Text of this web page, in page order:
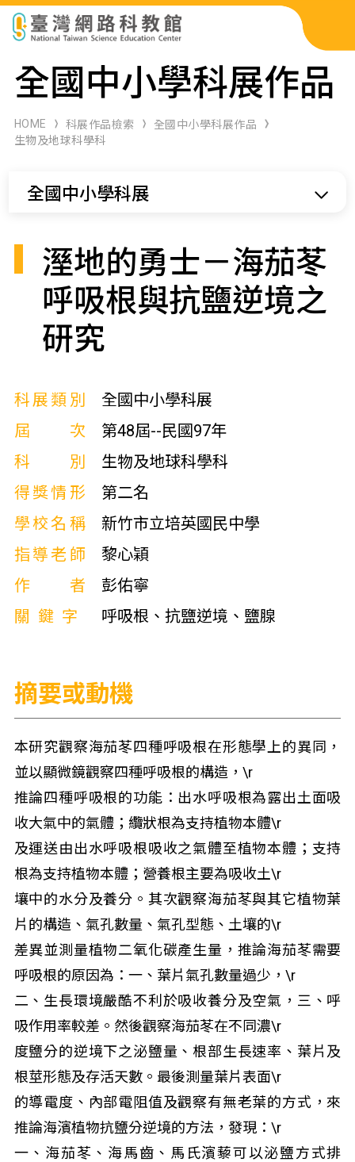
科展作品檢索
科學研習月刊
全國中小學科展作品
HOME 科展作品檢索
全國中小學科展作品
生物及地球科學科
全國中小學科展
溼地的勇士－海茄苳
呼吸根與抗鹽逆境之
研究
科展類別
全國中小學科展
屆次
第48屆--民國97年
科別
生物及地球科學科
得獎情形
第二名
學校名稱
新竹市立培英國民中學
指導老師
黎心穎
作者
彭佑寧
關鍵字
呼吸根、抗鹽逆境、鹽腺
摘要或動機
本研究觀察海茄苳四種呼吸根在形態學上的異同，
並以顯微鏡觀察四種呼吸根的構造，\r
推論四種呼吸根的功能：出水呼吸根為露出土面吸
收大氣中的氣體；纜狀根為支持植物本體\r
及運送由出水呼吸根吸收之氣體至植物本體；支持
根為支持植物本體；營養根主要為吸收土\r
壤中的水分及養分。其次觀察海茄苳與其它植物葉
片的構造、氣孔數量、氣孔型態、土壤的\r
差異並測量植物二氧化碳產生量，推論海茄苳需要
呼吸根的原因為：一、葉片氣孔數量過少，\r
二、生長環境嚴酷不利於吸收養分及空氣，三、呼
吸作用率較差。然後觀察海茄苳在不同濃\r
度鹽分的逆境下之泌鹽量、根部生長速率、葉片及
根莖形態及存活天數。最後測量葉片表面\r
的導電度、內部電阻值及觀察有無老葉的方式，來
推論海濱植物抗鹽分逆境的方法，發現：\r
一、海茄苳、海馬齒、馬氏濱藜可以泌鹽方式排